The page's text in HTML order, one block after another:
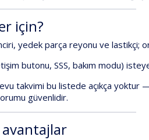
için?
, yedek parça reyonu ve lastikçi;
butonu, SSS, bakım modu)
takvimi bu listede açıkça yoktur
güvenlidir.
avantajlar